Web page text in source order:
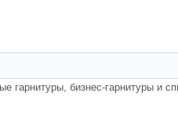
гарнитуры, бизнес-гарнитуры и